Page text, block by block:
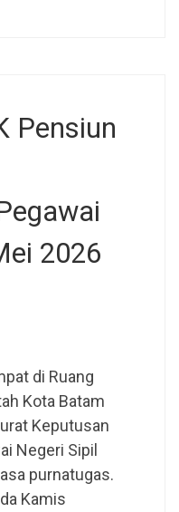
Pensiun
2026
di Ruang
Kota Batam
Keputusan
Negeri Sipil
purnatugas.
Kamis